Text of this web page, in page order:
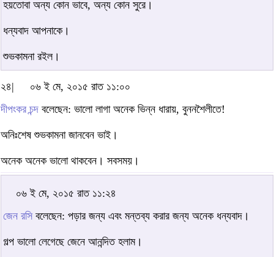
হয়তোবা অন্য কোন ভাবে, অন্য কোন সুরে।
ধন্যবাদ আপনাকে।
শুভকামনা রইল।
২৪|
০৬ ই মে, ২০১৫ রাত ১১:০০
দীপংকর চন্দ বলেছেন: ভালো লাগা অনেক ভিন্ন ধারায়, বুননশৈলীতে!
অনিঃশেষ শুভকামনা জানবেন ভাই।
অনেক অনেক ভালো থাকবেন। সবসময়।
০৬ ই মে, ২০১৫ রাত ১১:২৪
জেন রসি বলেছেন: পড়ার জন্য এবং মন্তব্য করার জন্য অনেক ধন্যবাদ।
গল্প ভালো লেগেছে জেনে আনন্দিত হলাম।